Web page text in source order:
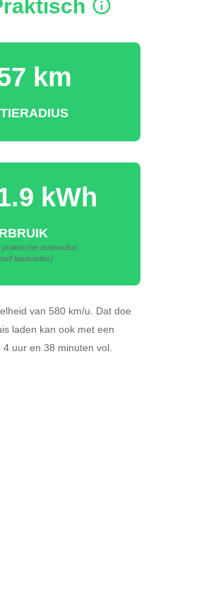
km
kWh
praktische actieradius
laadverlies)
van 580 km/u. Dat doe
laden kan ook met een
4 uur en 38 minuten vol.